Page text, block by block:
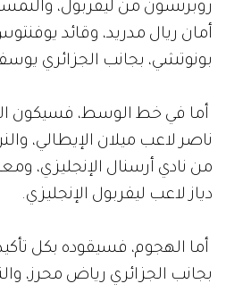
روبرتسون من ليفربول،
أمان ريال مدريد، وقائد
بونوتشي، بجانب الجزائري
أما في خط الوسط، فسيكون
ناصر لاعب ميلان الإيطالي،
من نادي أرسنال الإنجليزي،
دياز لاعب ليفربول الإنجليزي.
أما الهجوم، فسيقوده بكل
بجانب الجزائري رياض محرز،